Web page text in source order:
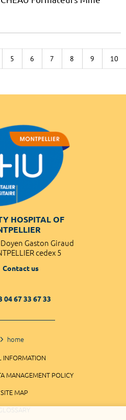
5 6 7 8 9 10
HOSPITAL OF
Gaston Giraud
cedex 5
Contact us
04 67 33 67 33
home
INFORMATION
MANAGEMENT POLICY
SITE MAP
GLOSSARY